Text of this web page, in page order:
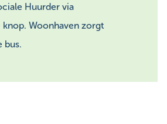
Huurder via
knop. Woonhaven zorgt
bus.